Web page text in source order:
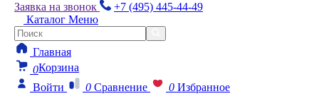
Заявка на звонок
+7 (495) 445-44-49
Каталог Меню
Главная
0Корзина
Войти
0 Сравнение 0 Избранное